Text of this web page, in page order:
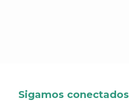
Sigamos conectados